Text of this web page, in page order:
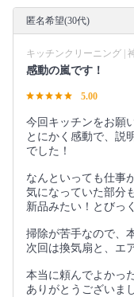
匿名希望(30代)
キッチンクリーニング |
感動の嵐です！
5.00
今回キッチンをお願
とにかく感動で、説
でした！
なんといっても仕事
気になっていた部分
新品みたい！とびっ
掃除が苦手なので、
次回は換気扇と、エ
本当に頼んでよかっ
ありがとうございま